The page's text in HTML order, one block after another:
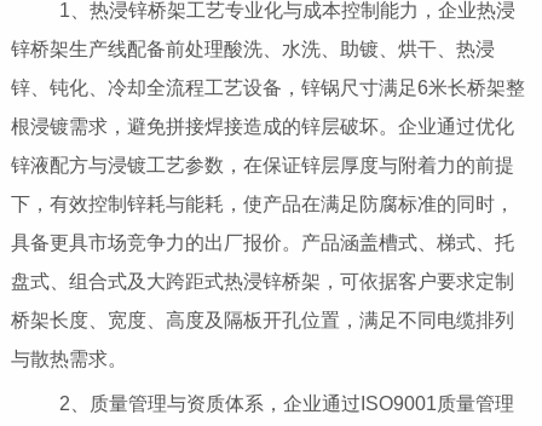
1、热浸锌桥架工艺专业化与成本控制能力，企业热浸
锌桥架生产线配备前处理酸洗、水洗、助镀、烘干、热浸
锌、钝化、冷却全流程工艺设备，锌锅尺寸满足6米长桥架整
根浸镀需求，避免拼接焊接造成的锌层破坏。企业通过优化
锌液配方与浸镀工艺参数，在保证锌层厚度与附着力的前提
下，有效控制锌耗与能耗，使产品在满足防腐标准的同时，
具备更具市场竞争力的出厂报价。产品涵盖槽式、梯式、托
盘式、组合式及大跨距式热浸锌桥架，可依据客户要求定制
桥架长度、宽度、高度及隔板开孔位置，满足不同电缆排列
与散热需求。
2、质量管理与资质体系，企业通过ISO9001质量管理